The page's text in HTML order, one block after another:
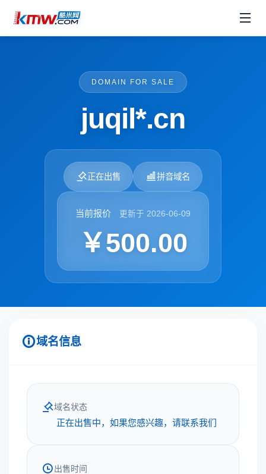
DOMAIN FOR SALE
juqil*.cn
正在出售 拼音域名
当前报价 更新于 2026-06-09
￥500.00
域名信息
域名状态
正在出售中，如果您感兴趣，请联系我们
出售时间